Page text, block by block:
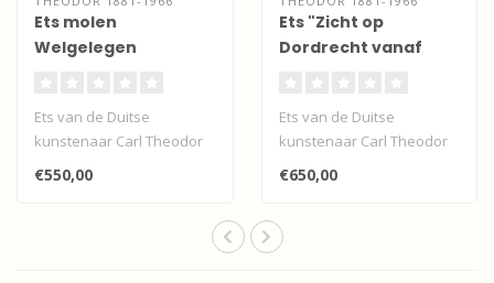
Ets molen
Welgelegen
Ets van de Duitse
kunstenaar Carl Theodor
Welgelegen, Zwij..
€550,00
Ets "Zicht op
Dordrecht vanaf
Ets van de Duitse
kunstenaar Carl Theodor
Dordrecht vanaf ..
€650,00